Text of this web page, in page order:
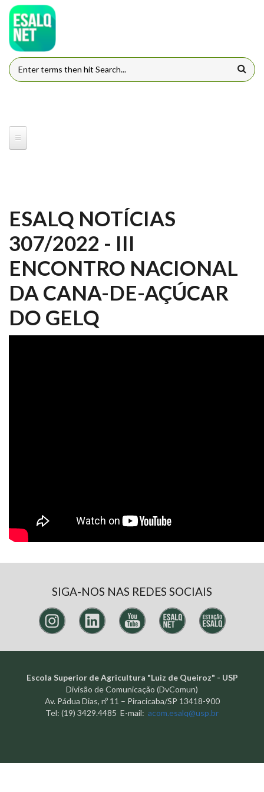
Pular para o conteúdo principal
FORMULÁRIO DE BUSCA
ESALQ NOTÍCIAS
307/2022 - III
ENCONTRO NACIONAL
DA CANA-DE-AÇÚCAR
DO GELQ
SIGA-NOS NAS REDES SOCIAIS
Escola Superior de Agricultura "Luiz de Queiroz" - USP
Divisão de Comunicação (DvComun)
Av. Pádua Dias, nº 11 – Piracicaba/SP 13418-900
Tel: (19) 3429.4485 E-mail: acom.esalq@usp.br